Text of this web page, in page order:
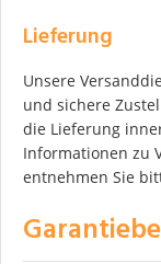
Lieferung
Unsere
und sichere
die Lieferung
Informationen zu
entnehmen Sie